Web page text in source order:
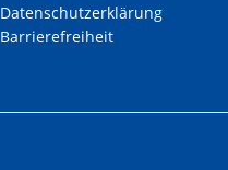
Datenschutzerklärung
Barrierefreiheit